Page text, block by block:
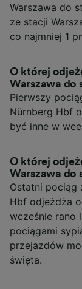
Warszawa do
ze stacji
co najmniej 1
O której
Warszawa do
Pierwszy
Nürnberg Hbf
być inne w
O której
Warszawa do
Ostatni pociąg
Hbf odjeżdża
wcześnie rano
pociągami
przejazdów
święta.